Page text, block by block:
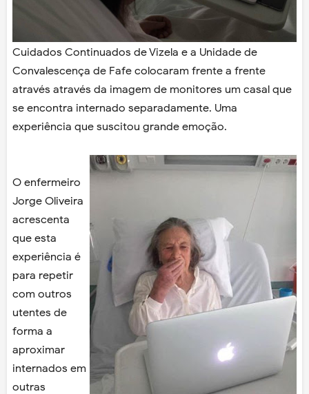
Cuidados Continuados de Vizela e a Unidade de
Convalescença de Fafe colocaram frente a frente
através através da imagem de monitores um casal que
se encontra internado separadamente. Uma
experiência que suscitou grande emoção.
O enfermeiro
Jorge Oliveira
acrescenta
que esta
experiência é
para repetir
com outros
utentes de
forma a
aproximar
internados em
outras